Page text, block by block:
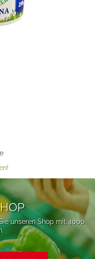
unseren Shop mit 4000